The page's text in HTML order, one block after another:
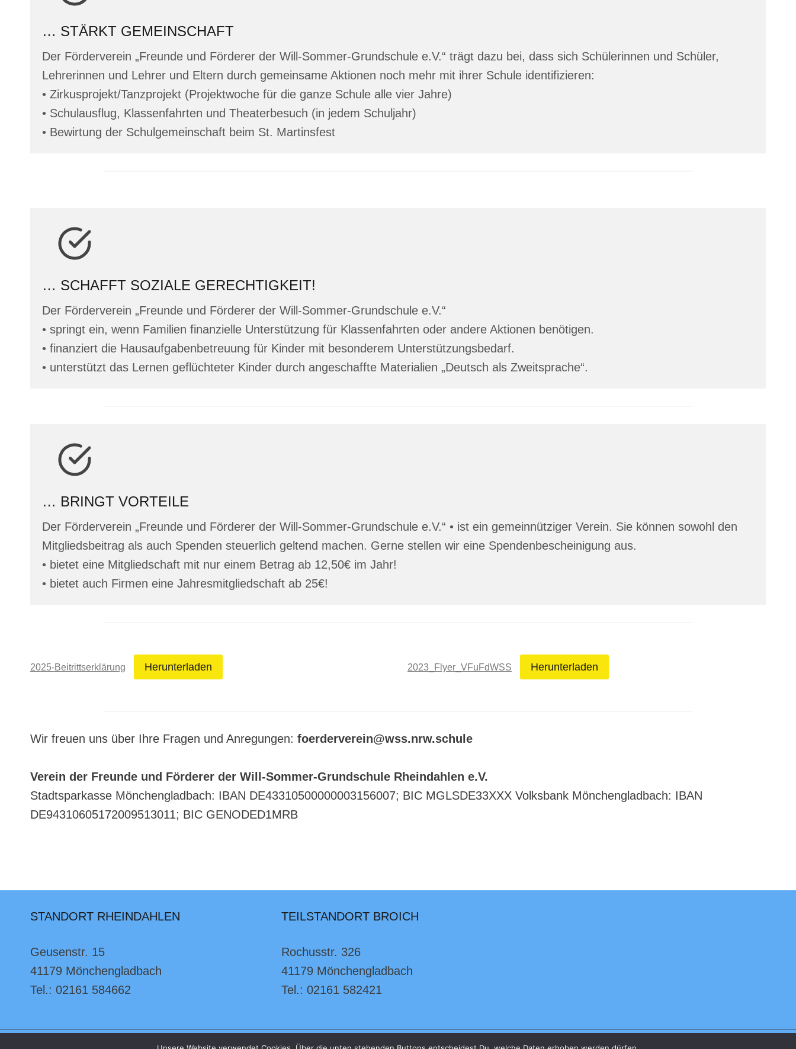
… STÄRKT GEMEINSCHAFT
Der Förderverein „Freunde und Förderer der Will-Sommer-Grundschule e.V.“ trägt dazu bei, dass sich Schülerinnen und Schüler,
Lehrerinnen und Lehrer und Eltern durch gemeinsame Aktionen noch mehr mit ihrer Schule identifizieren:
• Zirkusprojekt/Tanzprojekt (Projektwoche für die ganze Schule alle vier Jahre)
• Schulausflug, Klassenfahrten und Theaterbesuch (in jedem Schuljahr)
• Bewirtung der Schulgemeinschaft beim St. Martinsfest
… SCHAFFT SOZIALE GERECHTIGKEIT!
Der Förderverein „Freunde und Förderer der Will-Sommer-Grundschule e.V.“
• springt ein, wenn Familien finanzielle Unterstützung für Klassenfahrten oder andere Aktionen benötigen.
• finanziert die Hausaufgabenbetreuung für Kinder mit besonderem Unterstützungsbedarf.
• unterstützt das Lernen geflüchteter Kinder durch angeschaffte Materialien „Deutsch als Zweitsprache“.
… BRINGT VORTEILE
Der Förderverein „Freunde und Förderer der Will-Sommer-Grundschule e.V.“ • ist ein gemeinnütziger Verein. Sie können sowohl den
Mitgliedsbeitrag als auch Spenden steuerlich geltend machen. Gerne stellen wir eine Spendenbescheinigung aus.
• bietet eine Mitgliedschaft mit nur einem Betrag ab 12,50€ im Jahr!
• bietet auch Firmen eine Jahresmitgliedschaft ab 25€!
2025-Beitrittserklärung Herunterladen 2023_Flyer_VFuFdWSS Herunterladen
Wir freuen uns über Ihre Fragen und Anregungen: foerderverein@wss.nrw.schule
Verein der Freunde und Förderer der Will-Sommer-Grundschule Rheindahlen e.V.
Stadtsparkasse Mönchengladbach: IBAN DE43310500000003156007; BIC MGLSDE33XXX Volksbank Mönchengladbach: IBAN
DE94310605172009513011; BIC GENODED1MRB
STANDORT RHEINDAHLEN
Geusenstr. 15
41179 Mönchengladbach
Tel.: 02161 584662
TEILSTANDORT BROICH
Rochusstr. 326
41179 Mönchengladbach
Tel.: 02161 582421